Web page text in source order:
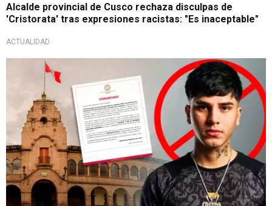
Alcalde provincial de Cusco rechaza disculpas de
'Cristorata' tras expresiones racistas: "Es inaceptable"
ACTUALIDAD
Rechazo institucional